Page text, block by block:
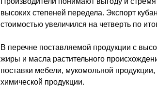
высоких степеней передела. Экспорт
стоимостью увеличился на четверть по
В перечне поставляемой продукции с
жиры и масла растительного
поставки мебели, мукомольной
химической продукции.